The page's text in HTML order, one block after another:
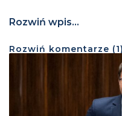
Rozwiń wpis...
Rozwiń komentarze (1)